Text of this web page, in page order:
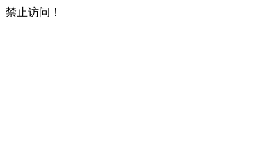
禁止访问！